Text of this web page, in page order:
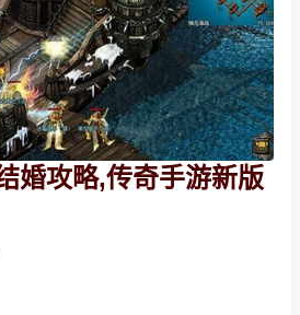
婚攻略,传奇手游新版